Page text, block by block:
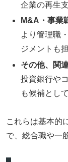
企業の再生
M&A・事業
より管理職
ジメントも
その他、関
投資銀行や
も候補とし
これらは基本的
で、総合職や一